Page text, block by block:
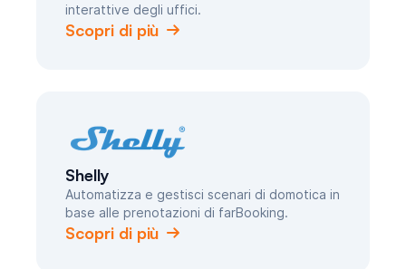
interattive degli uffici.
Scopri di più
Shelly
Automatizza e gestisci scenari di domotica in
base alle prenotazioni di farBooking.
Scopri di più